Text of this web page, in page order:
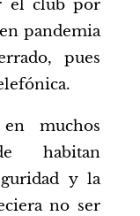
el club por
pandemia
pues
muchos
habitan
y la
no ser